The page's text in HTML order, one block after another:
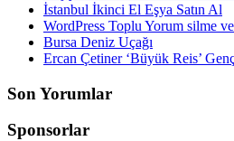
İstanbul İkinci El Eşya Satın Al
WordPress Toplu Yorum silme
Bursa Deniz Uçağı
Ercan Çetiner ‘Büyük Reis’
Son Yorumlar
Sponsorlar